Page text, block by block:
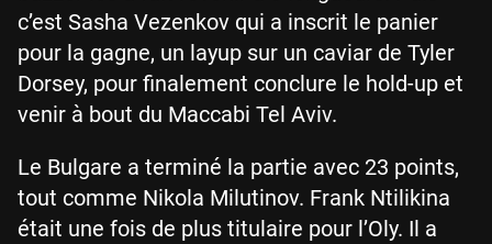
c’est Sasha Vezenkov qui a inscrit le panier
pour la gagne, un layup sur un caviar de Tyler
Dorsey, pour finalement conclure le hold-up et
venir à bout du Maccabi Tel Aviv.
Le Bulgare a terminé la partie avec 23 points,
tout comme Nikola Milutinov. Frank Ntilikina
était une fois de plus titulaire pour l’Oly. Il a